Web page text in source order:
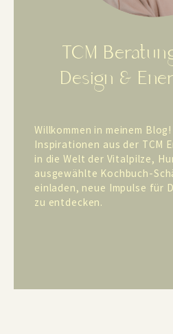
TCM
Design &
Willkommen in meinem
Inspirationen aus der TCM
in die Welt der Vitalpilze,
ausgewählte Kochbuch-
einladen, neue Impulse für
zu entdecken.